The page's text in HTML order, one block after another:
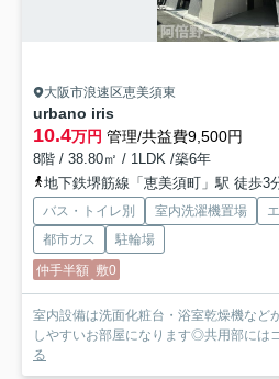
大阪市浪速区恵美須東
urbano iris
10.4万円 管理/共益費9,500円
8階 / 38.80㎡ / 1LDK /築6年
地下鉄堺筋線「恵美須町」駅 徒歩3
バス・トイレ別 室内洗濯機置場
都市ガス
駐輪場
仲手半額 敷0
室内設備は洗面化粧台・浴室乾燥機など
しやすいお部屋になります◎共用部には
る